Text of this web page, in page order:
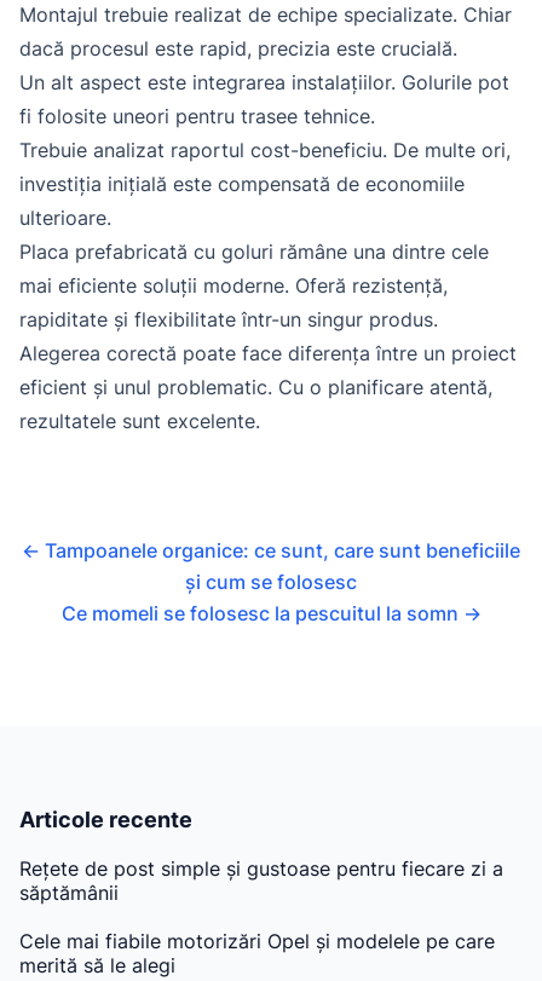
Montajul trebuie realizat de echipe specializate. Chiar
dacă procesul este rapid, precizia este crucială.
Un alt aspect este integrarea instalațiilor. Golurile pot
fi folosite uneori pentru trasee tehnice.
Trebuie analizat raportul cost-beneficiu. De multe ori,
investiția inițială este compensată de economiile
ulterioare.
Placa prefabricată cu goluri rămâne una dintre cele
mai eficiente soluții moderne. Oferă rezistență,
rapiditate și flexibilitate într-un singur produs.
Alegerea corectă poate face diferența între un proiect
eficient și unul problematic. Cu o planificare atentă,
rezultatele sunt excelente.
← Tampoanele organice: ce sunt, care sunt beneficiile
și cum se folosesc
Ce momeli se folosesc la pescuitul la somn →
Articole recente
Rețete de post simple și gustoase pentru fiecare zi a
săptămânii
Cele mai fiabile motorizări Opel și modelele pe care
merită să le alegi